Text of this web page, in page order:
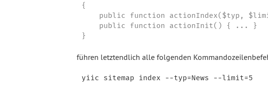
{
public function actionIndex($typ,
    public function actionInit() { ... }
}
führen letztendlich alle folgenden
yiic sitemap index --typ=News --limit=5